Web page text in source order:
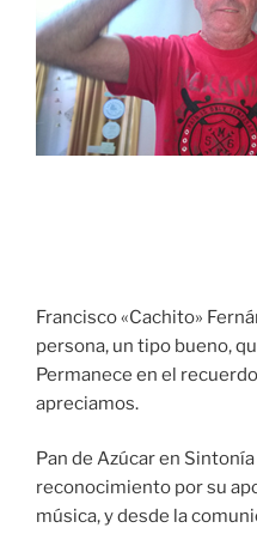
Francisco «Cachito»
persona, un tipo bueno,
Permanece en el
apreciamos.
Pan de Azúcar en
reconocimiento por su
música, y desde la